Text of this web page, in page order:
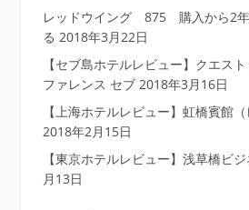
レッドウイング 875 購入から2年
る 2018年3月22日
【セブ島ホテルレビュー】クエス
ファレンス セブ 2018年3月16日
【上海ホテルレビュー】虹橋賓館
2018年2月15日
【東京ホテルレビュー】浅草橋ビ
月13日